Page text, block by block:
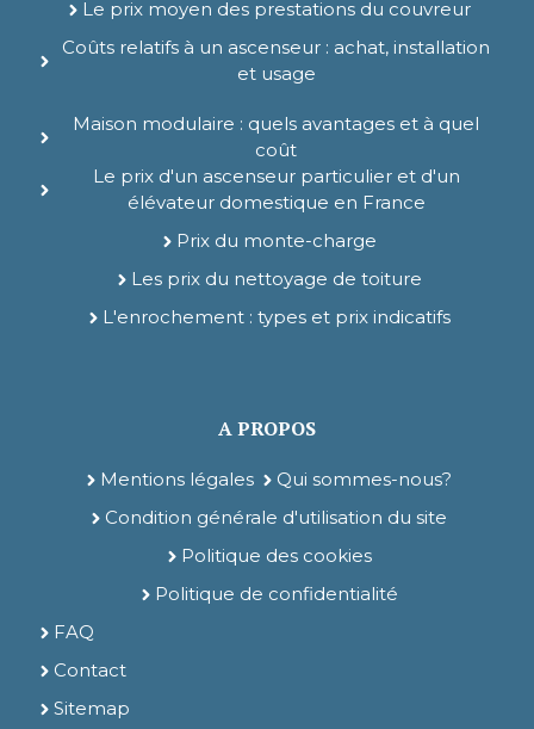
Le prix moyen des prestations du couvreur
Coûts relatifs à un ascenseur : achat, installation
et usage
Maison modulaire : quels avantages et à quel
coût
Le prix d'un ascenseur particulier et d'un
élévateur domestique en France
Prix du monte-charge
Les prix du nettoyage de toiture
L'enrochement : types et prix indicatifs
A PROPOS
Mentions légales
Qui sommes-nous?
Condition générale d'utilisation du site
Politique des cookies
Politique de confidentialité
FAQ
Contact
Sitemap